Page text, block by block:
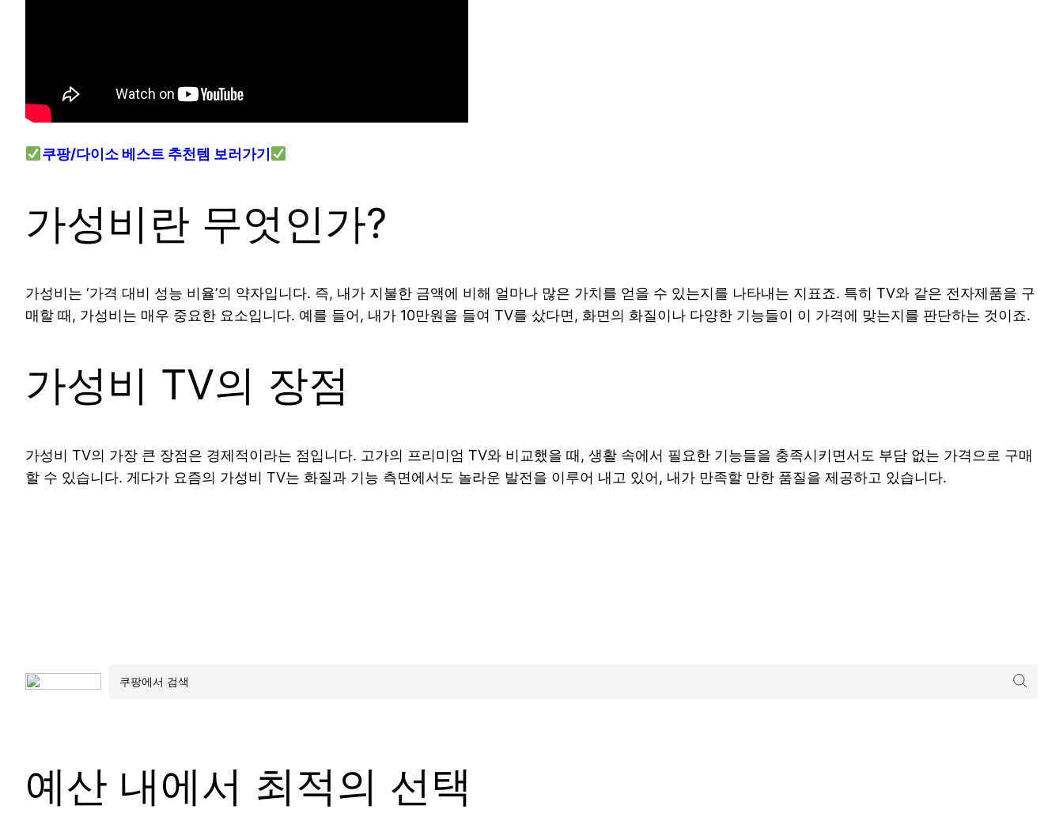
쿠팡/다이소 베스트 추천템 보러가기
가성비란 무엇인가?
가성비는 ‘가격 대비 성능 비율’의 약자입니다. 즉, 내가 지불한 금액에 비해 얼마나 많은 가치를 얻을 수 있는지를 나타내는 지표죠. 특히 TV와 같은 전자제품을 구
매할 때, 가성비는 매우 중요한 요소입니다. 예를 들어, 내가 10만원을 들여 TV를 샀다면, 화면의 화질이나 다양한 기능들이 이 가격에 맞는지를 판단하는 것이죠.
가성비 TV의 장점
가성비 TV의 가장 큰 장점은 경제적이라는 점입니다. 고가의 프리미엄 TV와 비교했을 때, 생활 속에서 필요한 기능들을 충족시키면서도 부담 없는 가격으로 구매
할 수 있습니다. 게다가 요즘의 가성비 TV는 화질과 기능 측면에서도 놀라운 발전을 이루어 내고 있어, 내가 만족할 만한 품질을 제공하고 있습니다.
예산 내에서 최적의 선택